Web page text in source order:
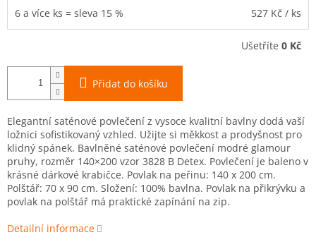
6 a více ks = sleva 15 % 527 Kč / ks
Ušetříte 0 Kč
Přidat do košíku
Elegantní saténové povlečení z vysoce kvalitní bavlny dodá vaší
ložnici sofistikovaný vzhled. Užijte si měkkost a prodyšnost pro
klidný spánek. Bavlněné saténové povlečení modré glamour
pruhy, rozměr 140×200 vzor 3828 B Detex. Povlečení je baleno v
krásné dárkové krabičce. Povlak na peřinu: 140 x 200 cm.
Polštář: 70 x 90 cm. Složení: 100% bavlna. Povlak na přikrývku a
povlak na polštář má praktické zapínání na zip.
Detailní informace